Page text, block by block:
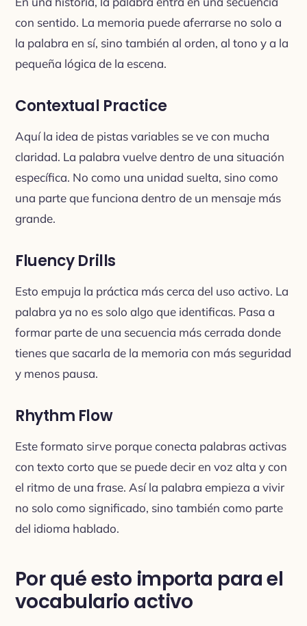
con sentido. La memoria puede aferrarse no solo a
la palabra en sí, sino también al orden, al tono y a la
pequeña lógica de la escena.
Contextual Practice
Aquí la idea de pistas variables se ve con mucha
claridad. La palabra vuelve dentro de una situación
específica. No como una unidad suelta, sino como
una parte que funciona dentro de un mensaje más
grande.
Fluency Drills
Esto empuja la práctica más cerca del uso activo. La
palabra ya no es solo algo que identificas. Pasa a
formar parte de una secuencia más cerrada donde
tienes que sacarla de la memoria con más seguridad
y menos pausa.
Rhythm Flow
Este formato sirve porque conecta palabras activas
con texto corto que se puede decir en voz alta y con
el ritmo de una frase. Así la palabra empieza a vivir
no solo como significado, sino también como parte
del idioma hablado.
Por qué esto importa para el
vocabulario activo